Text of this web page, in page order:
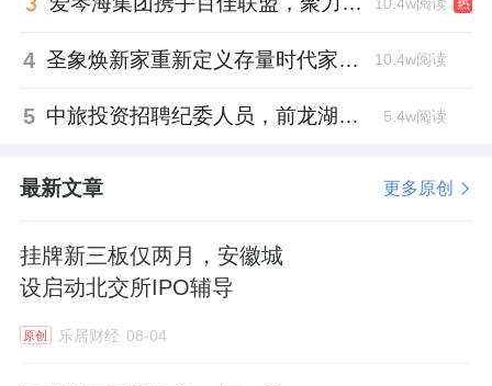
亿元，持续稳健增长，展现出强劲经营韧性。
产能、研发、场景三维升级，打开长期成长空
投入电气控制系统生产基地建设项目与研发中
心建设项目，两大项目均围绕主业展开，是现
有业务的升级与延伸。
热
4 圣象焕新家重新定义存量时代家居升级逻辑，筑牢说换就换的底气！ 10.4w阅读
5 中旅投资招聘纪委人员，前龙湖副总裁胡若翔掌舵 5.4w阅读
最新文章 更多原创
挂牌新三板仅两月，安徽城
设启动北交所IPO辅导
原创 乐居财经 08-04